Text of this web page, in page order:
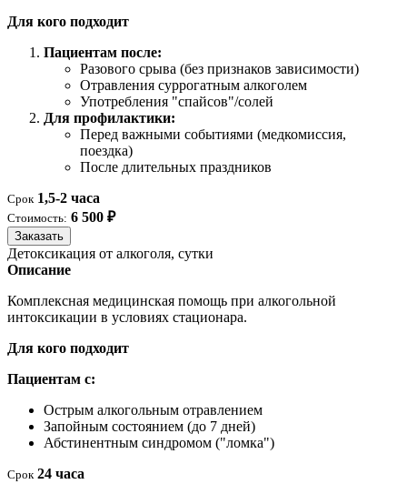
Для кого подходит
Пациентам после:
Разового срыва (без признаков зависимости)
Отравления суррогатным алкоголем
Употребления "спайсов"/солей
Для профилактики:
Перед важными событиями (медкомиссия,
поездка)
После длительных праздников
Срок 1,5-2 часа
Стоимость: 6 500 ₽
Заказать
Детоксикация от алкоголя, сутки
Описание
Комплексная медицинская помощь при алкогольной
интоксикации в условиях стационара.
Для кого подходит
Пациентам с:
Острым алкогольным отравлением
Запойным состоянием (до 7 дней)
Абстинентным синдромом ("ломка")
Срок 24 часа